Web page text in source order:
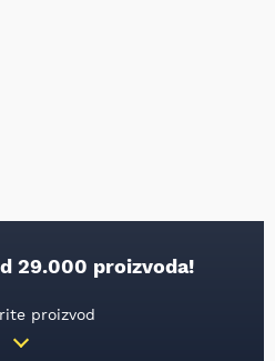
29.000 proizvoda!
proizvod